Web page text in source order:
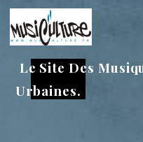
Aller
au
contenu
Le Site Des
Urbaines.